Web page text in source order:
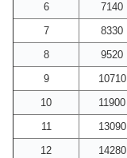
6
7140
7
8330
8
9520
9
10710
10
11900
11
13090
12
14280